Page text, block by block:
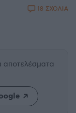
18 ΣΧΟΛΙΑ
αποτελέσματα